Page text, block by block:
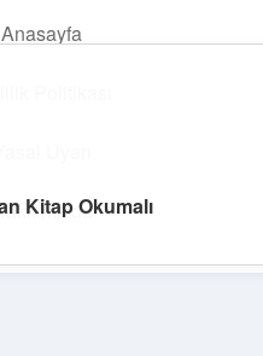
Anasayfa
Kitap Okumalı